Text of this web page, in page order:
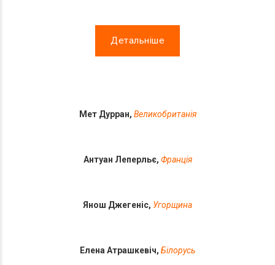
Детальніше
Мет Дурран, Великобританія
Антуан Леперльє, Франція
Янош Джегеніс, Угорщина
Елена Атрашкевіч, Білорусь